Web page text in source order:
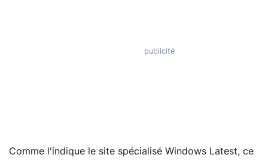
Comme l'indique le site spécialisé Windows Latest, ce